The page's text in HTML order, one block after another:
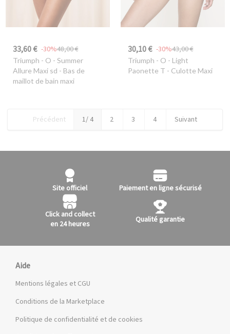
33,60 € 48,00 €
-30%
Triumph - O - Summer
Allure Maxi sd - Bas de
maillot de bain maxi
30,10 € 43,00 €
-30%
Triumph - O - Light
Paonette T - Culotte Maxi
Précédent 1/ 4 2 3 4 Suivant
Site officiel Paiement en ligne sécurisé
Click and collect
en 24 heures
Qualité garantie
Aide
Mentions légales et CGU
Conditions de la Marketplace
Politique de confidentialité et de cookies